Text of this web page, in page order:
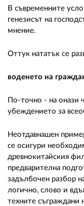
В съвременните
генезисът на
мнение.
Оттук нататък се
воденето на
По-точно - на онази
убеждението за
Неотдавнашен
се осигури
древнокитайския
предварителна
задълбочен разбор
логично, слово и
техните съграждани